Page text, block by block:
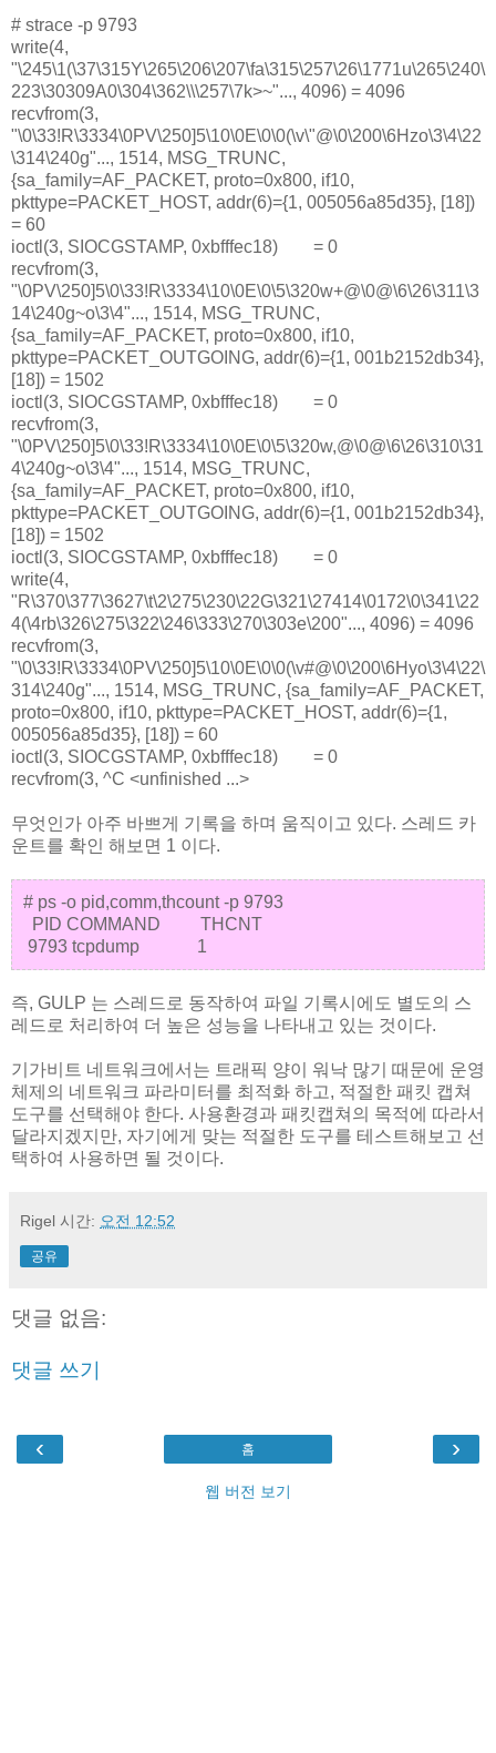
# strace -p 9793
write(4,
"\245\1(\37\315Y\265\206\207\fa\315\257\26\1771u\265\240\
223\30309A0\304\362\\\257\7k>~"..., 4096) = 4096
recvfrom(3,
"\0\33!R\3334\0PV\250]5\10\0E\0\0(\v\"@\0\200\6Hzo\3\4\22
\314\240g"..., 1514, MSG_TRUNC,
{sa_family=AF_PACKET, proto=0x800, if10,
pkttype=PACKET_HOST, addr(6)={1, 005056a85d35}, [18])
= 60
ioctl(3, SIOCGSTAMP, 0xbfffec18) = 0
recvfrom(3,
"\0PV\250]5\0\33!R\3334\10\0E\0\5\320w+@\0@\6\26\311\3
14\240g~o\3\4"..., 1514, MSG_TRUNC,
{sa_family=AF_PACKET, proto=0x800, if10,
pkttype=PACKET_OUTGOING, addr(6)={1, 001b2152db34},
[18]) = 1502
ioctl(3, SIOCGSTAMP, 0xbfffec18) = 0
recvfrom(3,
"\0PV\250]5\0\33!R\3334\10\0E\0\5\320w,@\0@\6\26\310\31
4\240g~o\3\4"..., 1514, MSG_TRUNC,
{sa_family=AF_PACKET, proto=0x800, if10,
pkttype=PACKET_OUTGOING, addr(6)={1, 001b2152db34},
[18]) = 1502
ioctl(3, SIOCGSTAMP, 0xbfffec18) = 0
write(4,
"R\370\377\3627\t\2\275\230\22G\321\27414\0172\0\341\22
4(\4rb\326\275\322\246\333\270\303e\200"..., 4096) = 4096
recvfrom(3,
"\0\33!R\3334\0PV\250]5\10\0E\0\0(\v#@\0\200\6Hyo\3\4\22\
314\240g"..., 1514, MSG_TRUNC, {sa_family=AF_PACKET,
proto=0x800, if10, pkttype=PACKET_HOST, addr(6)={1,
005056a85d35}, [18]) = 60
ioctl(3, SIOCGSTAMP, 0xbfffec18) = 0
recvfrom(3, ^C <unfinished ...>
무엇인가 아주 바쁘게 기록을 하며 움직이고 있다. 스레드 카
운트를 확인 해보면 1 이다.
# ps -o pid,comm,thcount -p 9793
PID COMMAND THCNT
9793 tcpdump 1
즉, GULP 는 스레드로 동작하여 파일 기록시에도 별도의 스
레드로 처리하여 더 높은 성능을 나타내고 있는 것이다.
기가비트 네트워크에서는 트래픽 양이 워낙 많기 때문에 운영
체제의 네트워크 파라미터를 최적화 하고, 적절한 패킷 캡쳐
도구를 선택해야 한다. 사용환경과 패킷캡쳐의 목적에 따라서
달라지겠지만, 자기에게 맞는 적절한 도구를 테스트해보고 선
택하여 사용하면 될 것이다.
Rigel 시간: 오전 12:52
공유
댓글 없음:
댓글 쓰기
‹ ›
홈
웹 버전 보기